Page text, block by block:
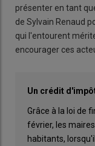
présenter en tant
de Sylvain Renaud
qui l'entourent
encourager ces
Un crédit
Grâce à la loi de
février, les
habitants,